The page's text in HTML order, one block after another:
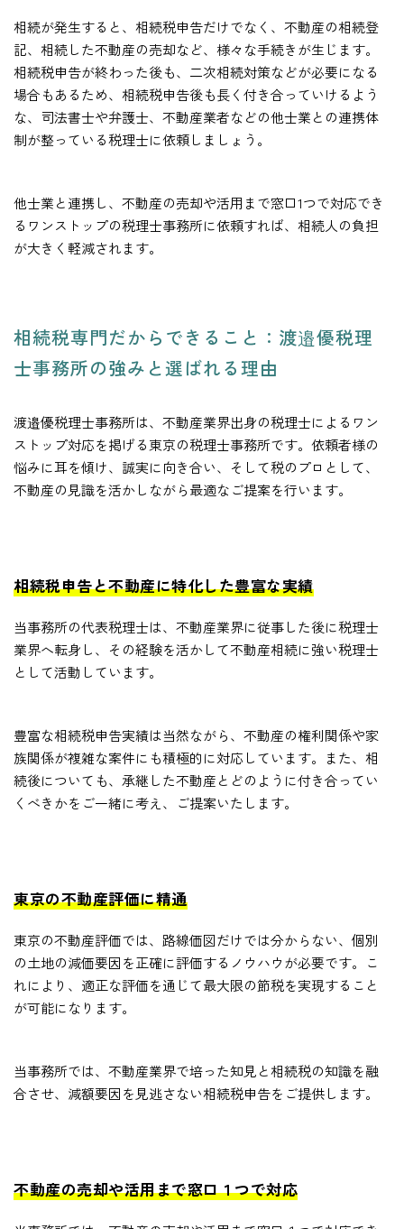
相続が発生すると、相続税申告だけでなく、不動産の相続登
記、相続した不動産の売却など、様々な手続きが生じます。
相続税申告が終わった後も、二次相続対策などが必要になる
場合もあるため、相続税申告後も長く付き合っていけるよう
な、司法書士や弁護士、不動産業者などの他士業との連携体
制が整っている税理士に依頼しましょう。
他士業と連携し、不動産の売却や活用まで窓口1つで対応でき
るワンストップの税理士事務所に依頼すれば、相続人の負担
が大きく軽減されます。
相続税専門だからできること：渡邉優税理
士事務所の強みと選ばれる理由
渡邉優税理士事務所は、不動産業界出身の税理士によるワン
ストップ対応を掲げる東京の税理士事務所です。依頼者様の
悩みに耳を傾け、誠実に向き合い、そして税のプロとして、
不動産の見識を活かしながら最適なご提案を行います。
相続税申告と不動産に特化した豊富な実績
当事務所の代表税理士は、不動産業界に従事した後に税理士
業界へ転身し、その経験を活かして不動産相続に強い税理士
として活動しています。
豊富な相続税申告実績は当然ながら、不動産の権利関係や家
族関係が複雑な案件にも積極的に対応しています。また、相
続後についても、承継した不動産とどのように付き合ってい
くべきかをご一緒に考え、ご提案いたします。
東京の不動産評価に精通
東京の不動産評価では、路線価図だけでは分からない、個別
の土地の減価要因を正確に評価するノウハウが必要です。こ
れにより、適正な評価を通じて最大限の節税を実現すること
が可能になります。
当事務所では、不動産業界で培った知見と相続税の知識を融
合させ、減額要因を見逃さない相続税申告をご提供します。
不動産の売却や活用まで窓口１つで対応